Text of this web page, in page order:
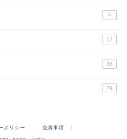
4
17
36
29
ポリシー 免責事項